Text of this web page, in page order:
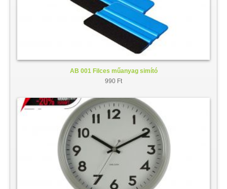
AB 001 Filces műanyag simító
990 Ft